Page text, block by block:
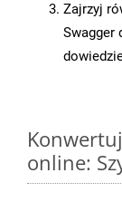
Zajrzyj
Swagger
online: